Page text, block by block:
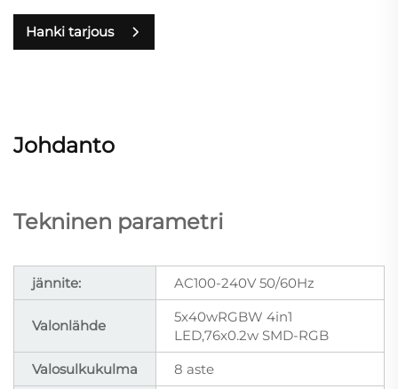
Hanki tarjous
Johdanto
Tekninen parametri
jännite: AC100-240V 50/60Hz
Valonlähde
5x40wRGBW 4in1
LED,76x0.2w SMD-RGB
Valosulkukulma
8 aste